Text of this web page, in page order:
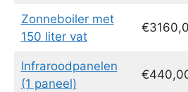
Zonneboiler met
150 liter vat
Infraroodpanelen
(1 paneel)